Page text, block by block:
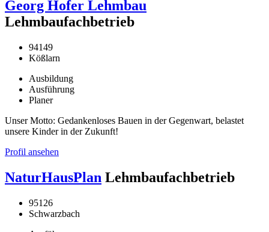
Georg Hofer Lehmbau
Lehmbaufachbetrieb
94149
Kößlarn
Ausbildung
Ausführung
Planer
Unser Motto: Gedankenloses Bauen in der Gegenwart, belastet
unsere Kinder in der Zukunft!
Profil ansehen
NaturHausPlan Lehmbaufachbetrieb
95126
Schwarzbach